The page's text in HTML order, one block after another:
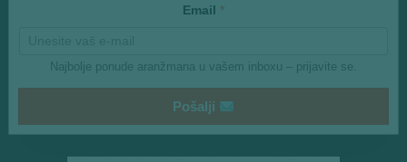
l
Email *
Najbolje ponude aranžmana u vašem inboxu – prijavite se.
Pošalji